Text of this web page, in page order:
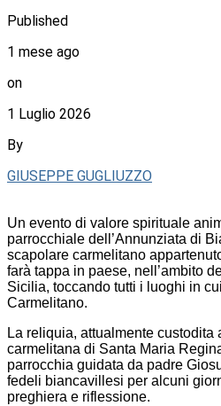
Published
1 mese ago
on
1 Luglio 2026
By
GIUSEPPE GUGLIUZZO
Un evento di valore spirituale
parrocchiale dell’Annunziata di
scapolare carmelitano
farà tappa in paese, nell’ambito
Sicilia, toccando tutti i luoghi in
Carmelitano.
La reliquia, attualmente custodita
carmelitana di Santa Maria
parrocchia guidata da padre
fedeli biancavillesi per alcuni
preghiera e riflessione.